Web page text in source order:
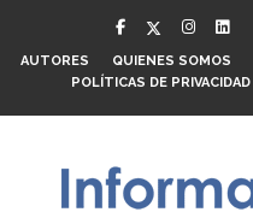
AUTORES QUIENES SOMOS
POLÍTICAS DE PRIVACIDAD